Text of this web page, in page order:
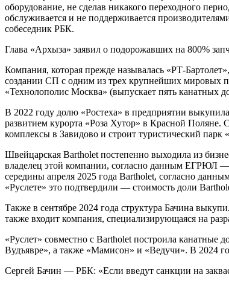
оборудование, не сделав никакого переходного
обслуживается и не поддерживается
собеседник РБК.
Глава «Архыза» заявил о подорожавших на 800%
Компания, которая прежде называлась «РТ-
создании СП с одним из трех крупнейших мировых
«Технолополис Москва» (выпускает пять канатных
В 2022 году долю «Ростеха» в предприятии
развитием курорта «Роза Хутор» в Красной Поляне.
комплексы в Завидово и строит туристический парк
Швейцарская Bartholet постепенно выходила из
владелец этой компании, согласно данным ЕГРЮЛ
середины апреля 2025 года Bartholet, согласно
«Руслете» это подтвердили — стоимость доли
Также в сентябре 2024 года структура Бачина
также входит компания, специализирующаяся на
«Руслет» совместно с Bartholet построила
Вудъявре», а также «Мамисон» и «Ведучи». В 2024
Сергей Бачин — РБК: «Если введут санкции на